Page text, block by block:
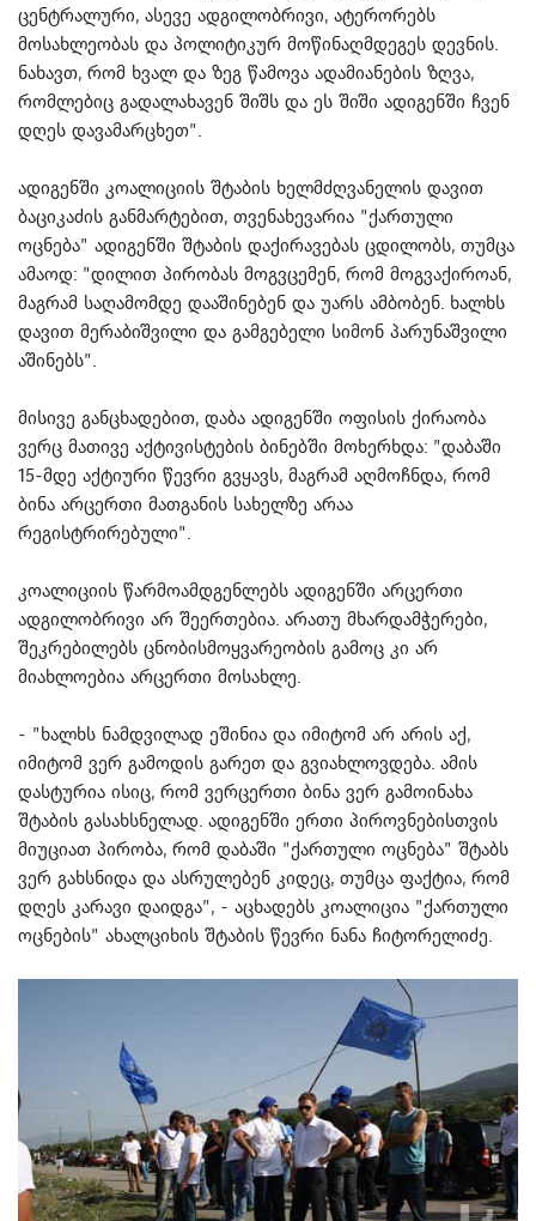
ცენტრალური, ასევე ადგილობრივი, ატერორებს
მოსახლეობას და პოლიტიკურ მოწინაღმდეგეს დევნის.
ნახავთ, რომ ხვალ და ზეგ წამოვა ადამიანების ზღვა,
რომლებიც გადალახავენ შიშს და ეს შიში ადიგენში ჩვენ
დღეს დავამარცხეთ”.
ადიგენში კოალიციის შტაბის ხელმძღვანელის დავით
ბაციკაძის განმარტებით, თვენახევარია ”ქართული
ოცნება” ადიგენში შტაბის დაქირავებას ცდილობს, თუმცა
ამაოდ: ”დილით პირობას მოგვცემენ, რომ მოგვაქიროან,
მაგრამ საღამომდე დააშინებენ და უარს ამბობენ. ხალხს
დავით მერაბიშვილი და გამგებელი სიმონ პარუნაშვილი
აშინებს”.
მისივე განცხადებით, დაბა ადიგენში ოფისის ქირაობა
ვერც მათივე აქტივისტების ბინებში მოხერხდა: ”დაბაში
15-მდე აქტიური წევრი გვყავს, მაგრამ აღმოჩნდა, რომ
ბინა არცერთი მათგანის სახელზე არაა
რეგისტრირებული”.
კოალიციის წარმოამდგენლებს ადიგენში არცერთი
ადგილობრივი არ შეერთებია. არათუ მხარდამჭერები,
შეკრებილებს ცნობისმოყვარეობის გამოც კი არ
მიახლოებია არცერთი მოსახლე.
- ”ხალხს ნამდვილად ეშინია და იმიტომ არ არის აქ,
იმიტომ ვერ გამოდის გარეთ და გვიახლოვდება. ამის
დასტურია ისიც, რომ ვერცერთი ბინა ვერ გამოინახა
შტაბის გასახსნელად. ადიგენში ერთი პიროვნებისთვის
მიუციათ პირობა, რომ დაბაში ”ქართული ოცნება” შტაბს
ვერ გახსნიდა და ასრულებენ კიდეც, თუმცა ფაქტია, რომ
დღეს კარავი დაიდგა”, - აცხადებს კოალიცია ”ქართული
ოცნების” ახალციხის შტაბის წევრი ნანა ჩიტორელიძე.